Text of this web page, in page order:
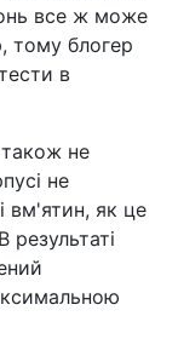
все ж може
тому блогер
в
не
не
вм'ятин, як це